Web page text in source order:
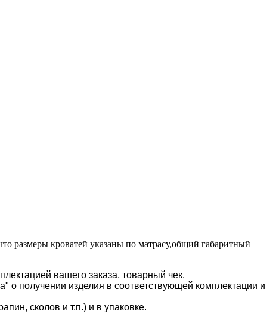
размеры кроватей указаны по матрасу,общий габаритный
вашего заказа, товарный чек.
о получении изделия в соответствующей комплектации и
сколов и т.п.) и в упаковке.